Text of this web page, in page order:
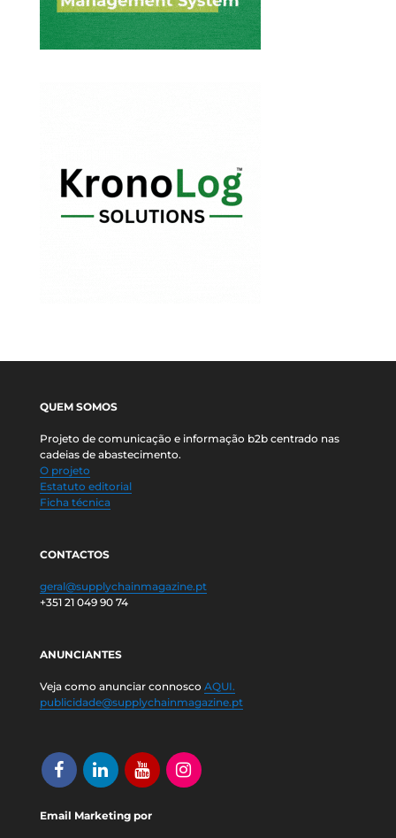
QUEM SOMOS
Projeto de comunicação e informação b2b centrado nas
cadeias de abastecimento.
O projeto
Estatuto editorial
Ficha técnica
CONTACTOS
geral@supplychainmagazine.pt
+351 21 049 90 74
ANUNCIANTES
Veja como anunciar connosco AQUI.
publicidade@supplychainmagazine.pt
Email Marketing por